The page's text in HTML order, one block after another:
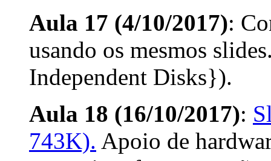
Aula 17 (4/10/2017):
usando os mesmos
Independent Disks}).
Aula 18 (16/10/2017):
743K). Apoio de